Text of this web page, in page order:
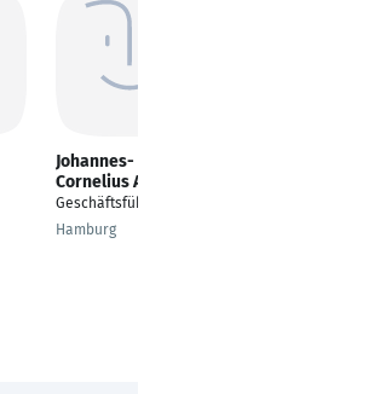
Johannes-
Cornelius Adari
Geschäftsführer
Hamburg